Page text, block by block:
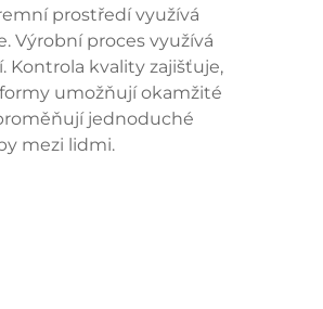
prostředí využívá
Výrobní proces využívá
kvality zajišťuje,
umožňují okamžité
jednoduché
mezi lidmi.